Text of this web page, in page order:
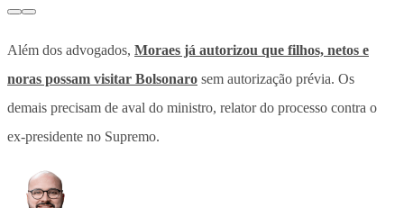
Além dos advogados, Moraes já autorizou que filhos, netos e
noras possam visitar Bolsonaro sem autorização prévia. Os
demais precisam de aval do ministro, relator do processo contra o
ex-presidente no Supremo.